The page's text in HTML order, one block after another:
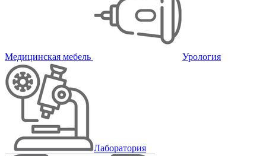
Медицинская мебель Урология
Лаборатория